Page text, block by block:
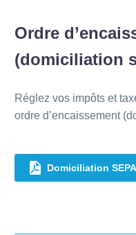
Ordre
(domiciliation
Réglez vos impôts et
ordre d’encaissement
 Domiciliation